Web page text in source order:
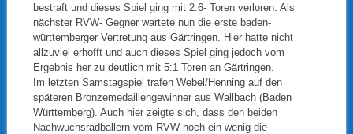
bestraft und dieses Spiel ging mit 2:6- Toren verloren. Als
nächster RVW- Gegner wartete nun die erste baden-
württemberger Vertretung aus Gärtringen. Hier hatte nicht
allzuviel erhofft und auch dieses Spiel ging jedoch vom
Ergebnis her zu deutlich mit 5:1 Toren an Gärtringen.
Im letzten Samstagspiel trafen Webel/Henning auf den
späteren Bronzemedaillengewinner aus Wallbach (Baden
Württemberg). Auch hier zeigte sich, dass den beiden
Nachwuchsradballern vom RVW noch ein wenig die